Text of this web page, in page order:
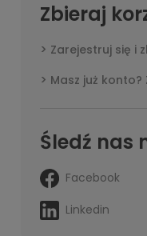
Zbieraj
Zarejestruj się i
Masz już konto?
Śledź nas
Facebook
Linkedin